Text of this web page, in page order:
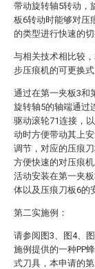
带动旋转轴5转动，
板6转动时能够对压
的类型进行快速的切
与相关技术相比较
步压痕机的可更换
通过在第一夹板3和
旋转轴5的轴端通过
驱动滚轮71连接，
动时方便带动其上
调节，对应的压痕
方便快速的对压痕
活动安装在第一夹
体以及压痕刀板6的
第二实施例：
请参阅图3、图4、
施例提供的一种PP
式刀具，本申请的